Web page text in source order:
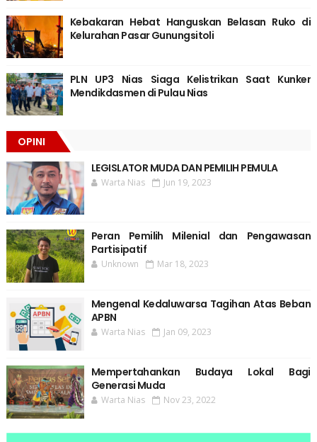
Kebakaran Hebat Hanguskan Belasan Ruko di
Kelurahan Pasar Gunungsitoli
PLN UP3 Nias Siaga Kelistrikan Saat Kunker
Mendikdasmen di Pulau Nias
OPINI
LEGISLATOR MUDA DAN PEMILIH PEMULA
Warta Nias Jun 19, 2023
Peran Pemilih Milenial dan Pengawasan
Partisipatif
Unknown Mar 18, 2023
Mengenal Kedaluwarsa Tagihan Atas Beban
APBN
Warta Nias Jan 09, 2023
Mempertahankan Budaya Lokal Bagi
Generasi Muda
Warta Nias Nov 23, 2022